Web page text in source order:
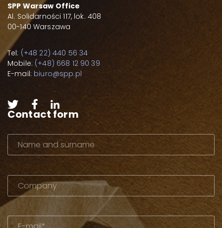
SPP Warsaw Office
Al. Solidarności 117, lok. 408
00-140 Warszawa
Tel: (+48 22) 440 56 34
Mobile: (+48) 668 12 90 39
E-mail: biuro@spp.pl
Contact form